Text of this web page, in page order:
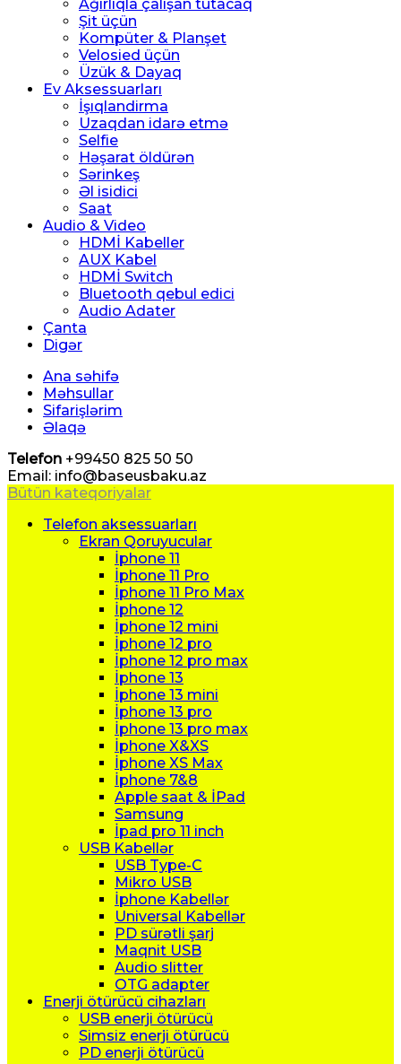
Ağırlıqla çalışan tutacaq
Şit üçün
Kompüter & Planşet
Velosied üçün
Üzük & Dayaq
Ev Aksessuarları
İşıqlandirma
Uzaqdan idarə etmə
Selfie
Həşarat öldürən
Sərinkeş
Əl isidici
Saat
Audio & Video
HDMİ Kabeller
AUX Kabel
HDMİ Switch
Bluetooth qebul edici
Audio Adater
Çanta
Digər
Ana səhifə
Məhsullar
Sifarişlərim
Əlaqə
Telefon +99450 825 50 50
Email: info@baseusbaku.az
Bütün kateqoriyalar
Telefon aksessuarları
Ekran Qoruyucular
İphone 11
İphone 11 Pro
İphone 11 Pro Max
İphone 12
İphone 12 mini
İphone 12 pro
İphone 12 pro max
İphone 13
İphone 13 mini
İphone 13 pro
İphone 13 pro max
İphone X&XS
İphone XS Max
İphone 7&8
Apple saat & İPad
Samsung
İpad pro 11 inch
USB Kabellər
USB Type-C
Mikro USB
İphone Kabellər
Universal Kabellər
PD sürətli şarj
Maqnit USB
Audio slitter
OTG adapter
Enerji ötürücü cihazları
USB enerji ötürücü
Simsiz enerji ötürücü
PD enerji ötürücü